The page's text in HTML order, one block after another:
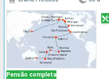
Pensão completa